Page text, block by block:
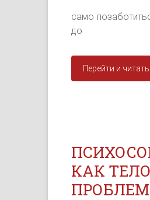
само
до
Перейти и
КАК